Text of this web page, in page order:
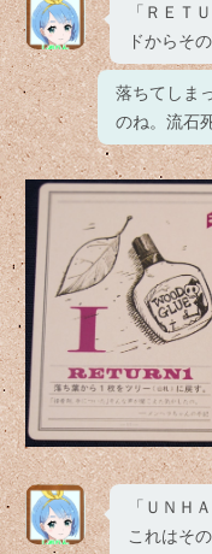
「ＲＥＴ
ドからそ
落ちてしま
のね。流石
「ＵＮＨ
これはそ